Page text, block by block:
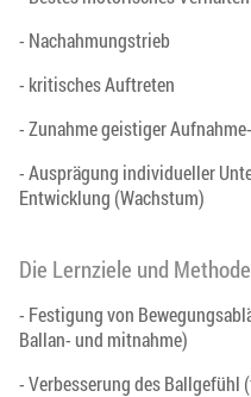
- Nachahmungstrieb
- kritisches Auftreten
- Zunahme geistiger
- Ausprägung individueller
Entwicklung (Wachstum)
Die Lernziele und
- Festigung von
Ballan- und mitnahme)
- Verbesserung des